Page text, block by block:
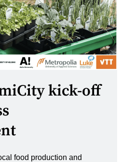
kick-off
food production and